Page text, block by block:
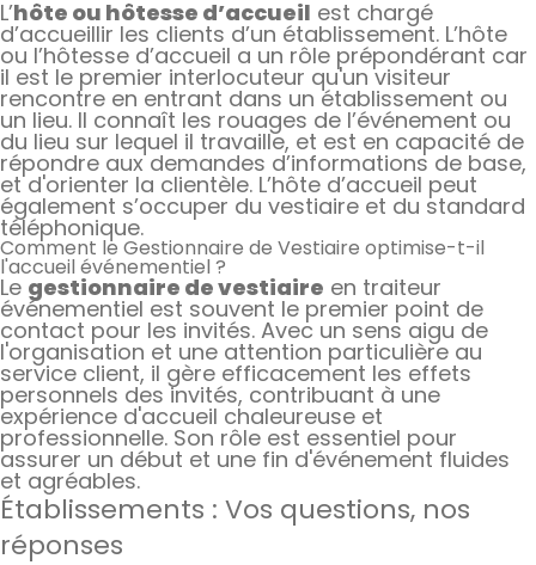
L’hôte ou hôtesse d’accueil est chargé
d’accueillir les clients d’un établissement. L’hôte
ou l’hôtesse d’accueil a un rôle prépondérant car
il est le premier interlocuteur qu'un visiteur
rencontre en entrant dans un établissement ou
un lieu. Il connaît les rouages de l’événement ou
du lieu sur lequel il travaille, et est en capacité de
répondre aux demandes d’informations de base,
et d'orienter la clientèle. L’hôte d’accueil peut
également s’occuper du vestiaire et du standard
téléphonique.
Comment le Gestionnaire de Vestiaire optimise-t-il
l'accueil événementiel ?
Le gestionnaire de vestiaire en traiteur
événementiel est souvent le premier point de
contact pour les invités. Avec un sens aigu de
l'organisation et une attention particulière au
service client, il gère efficacement les effets
personnels des invités, contribuant à une
expérience d'accueil chaleureuse et
professionnelle. Son rôle est essentiel pour
assurer un début et une fin d'événement fluides
et agréables.
Établissements : Vos questions, nos
réponses